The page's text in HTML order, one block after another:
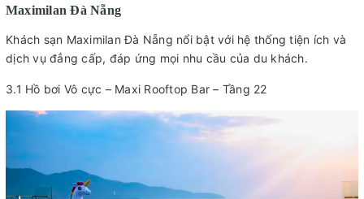
Maximilan Đà Nẵng
Khách sạn Maximilan Đà Nẵng nổi bật với hệ thống tiện ích và
dịch vụ đẳng cấp, đáp ứng mọi nhu cầu của du khách.
3.1 Hồ bơi Vô cực – Maxi Rooftop Bar – Tầng 22